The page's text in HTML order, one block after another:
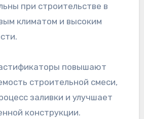
при строительстве в
климатом и высоким
повышают
строительной смеси,
заливки и улучшает
конструкции.